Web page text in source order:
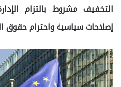
التخفيف مشروط بالتزام
إصلاحات سياسية واحترام حقوق